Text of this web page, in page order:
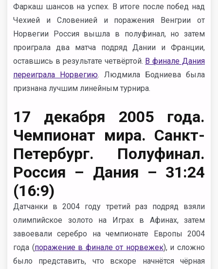
Фаркаш шансов на успех. В итоге после побед над
Чехией и Словенией и поражения Венгрии от
Норвегии Россия вышла в полуфинал, но затем
проиграла два матча подряд Дании и Франции,
оставшись в результате четвёртой. В финале Дания
переиграла Норвегию. Людмила Бодниева была
признана лучшим линейным турнира.
17 декабря 2005 года.
Чемпионат мира. Санкт-
Петербург. Полуфинал.
Россия – Дания – 31:24
(16:9)
Датчанки в 2004 году третий раз подряд взяли
олимпийское золото на Играх в Афинах, затем
завоевали серебро на чемпионате Европы 2004
года (поражение в финале от норвежек), и сложно
было представить, что вскоре начнётся чёрная